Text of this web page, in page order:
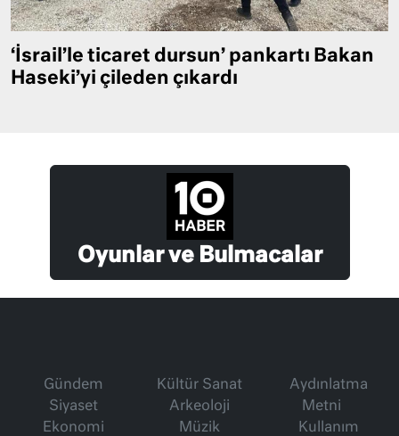
‘İsrail’le ticaret dursun’ pankartı Bakan
Haseki’yi çileden çıkardı
Oyunlar ve Bulmacalar
Gündem
Siyaset
Ekonomi
Kültür Sanat
Arkeoloji
Müzik
Aydınlatma
Metni
Kullanım